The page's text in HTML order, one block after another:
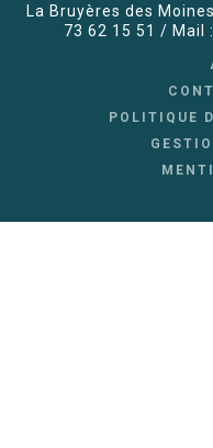
La Bruyères des
73 62 15 51 / Mail
POLITIQUE